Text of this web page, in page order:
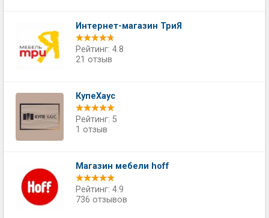
Интернет-магазин ТриЯ
Рейтинг: 4.8
21 отзыв
КупеХаус
Рейтинг: 5
1 отзыв
Магазин мебели hoff
Рейтинг: 4.9
736 отзывов